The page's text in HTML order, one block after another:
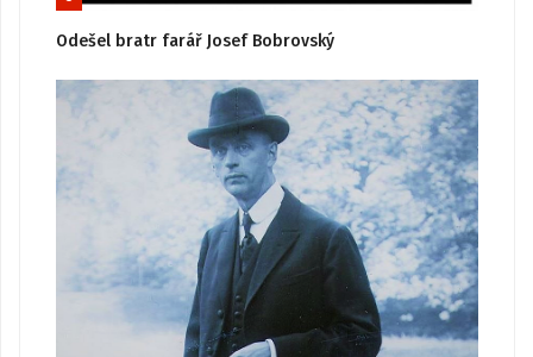
Odešel bratr farář Josef Bobrovský